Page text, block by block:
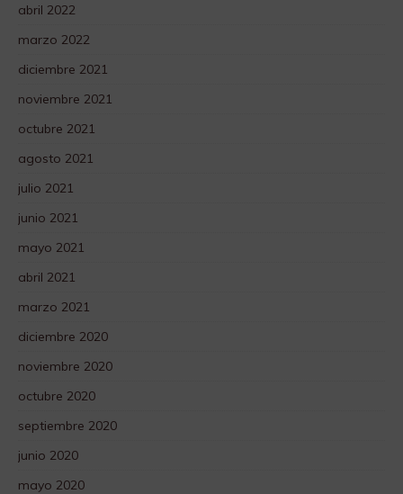
abril 2022
marzo 2022
diciembre 2021
noviembre 2021
octubre 2021
agosto 2021
julio 2021
junio 2021
mayo 2021
abril 2021
marzo 2021
diciembre 2020
noviembre 2020
octubre 2020
septiembre 2020
junio 2020
mayo 2020